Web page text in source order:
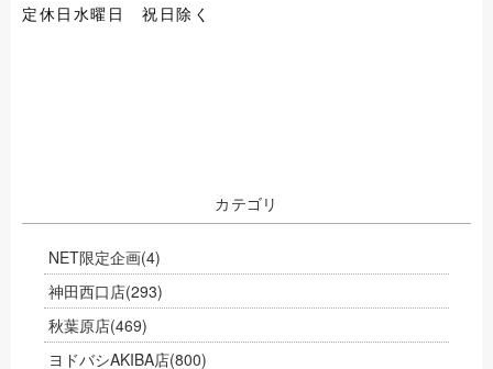
定休日水曜日 祝日除く
カテゴリ
NET限定企画(4)
神田西口店(293)
秋葉原店(469)
ヨドバシAKIBA店(800)